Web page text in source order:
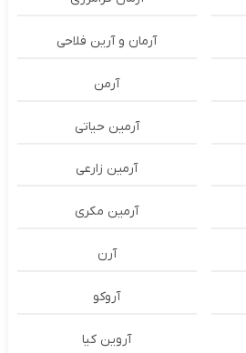
آرمان و آرین فلاحی
آرمن
آرمین حیاتی
آرمین زارعی
آرمین مکری
آرن
آروکو
آروین کیا